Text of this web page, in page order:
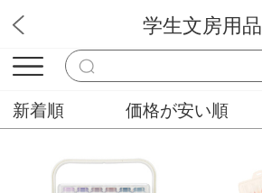
ユウワ文房
学生文房用品
新着順 価格が安い順